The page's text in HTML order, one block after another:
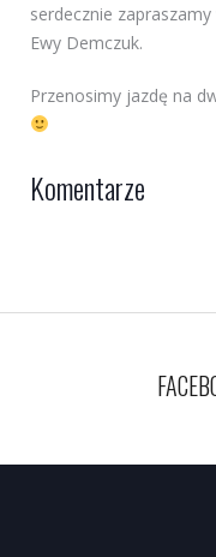
serdecznie
Ewy Demczuk.
Przenosimy jazdę na
Komentarze